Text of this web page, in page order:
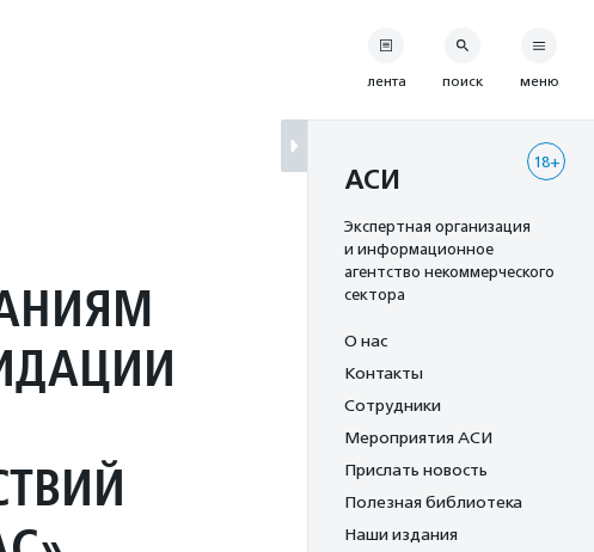
лента поиск меню
18+
АСИ
Экспертная организация
и информационное
агентство некоммерческого
сектора
О нас
Контакты
Сотрудники
Мероприятия АСИ
Прислать новость
Полезная библиотека
Наши издания